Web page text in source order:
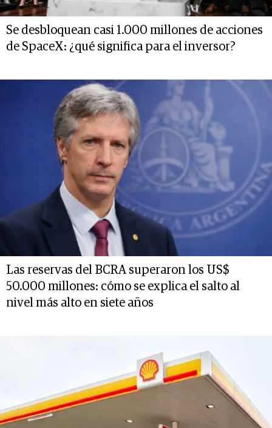
Se desbloquean casi 1.000 millones de acciones
de SpaceX: ¿qué significa para el inversor?
Las reservas del BCRA superaron los US$
50.000 millones: cómo se explica el salto al
nivel más alto en siete años